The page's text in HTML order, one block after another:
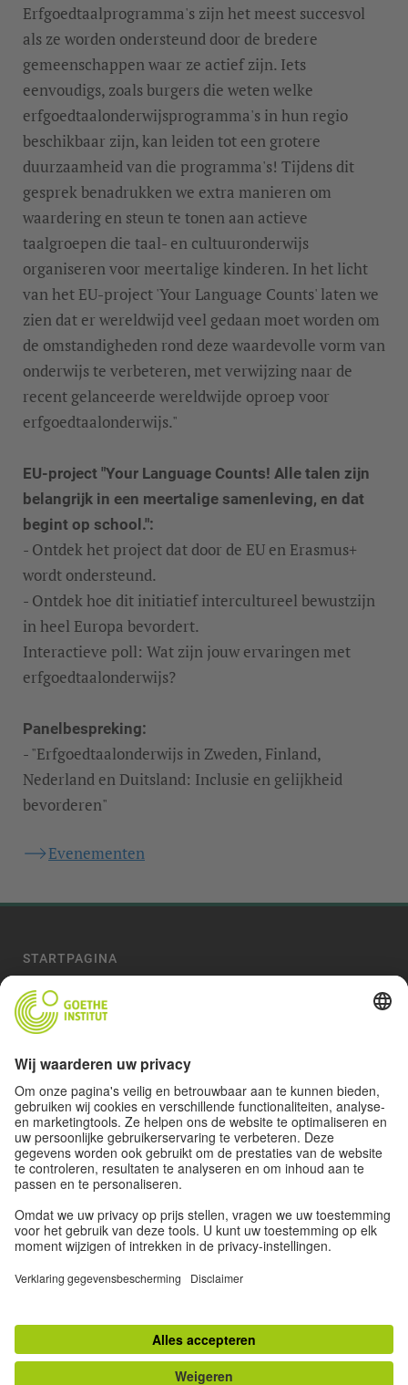
Erfgoedtaalprogramma's zijn het meest succesvol
als ze worden ondersteund door de bredere
gemeenschappen waar ze actief zijn. Iets
eenvoudigs, zoals burgers die weten welke
erfgoedtaalonderwijsprogramma's in hun regio
beschikbaar zijn, kan leiden tot een grotere
duurzaamheid van die programma's! Tijdens dit
gesprek benadrukken we extra manieren om
waardering en steun te tonen aan actieve
taalgroepen die taal- en cultuuronderwijs
organiseren voor meertalige kinderen. In het licht
van het EU-project 'Your Language Counts' laten we
zien dat er wereldwijd veel gedaan moet worden om
de omstandigheden rond deze waardevolle vorm van
onderwijs te verbeteren, met verwijzing naar de
recent gelanceerde wereldwijde oproep voor
erfgoedtaalonderwijs."
EU-project "Your Language Counts! Alle talen zijn
belangrijk in een meertalige samenleving, en dat
begint op school.":
- Ontdek het project dat door de EU en Erasmus+
wordt ondersteund.
- Ontdek hoe dit initiatief intercultureel bewustzijn
in heel Europa bevordert.
Interactieve poll: Wat zijn jouw ervaringen met
erfgoedtaalonderwijs?
Panelbespreking:
- "Erfgoedtaalonderwijs in Zweden, Finland,
Nederland en Duitsland: Inclusie en gelijkheid
bevorderen"
Evenementen
STARTPAGINA
OVER HET PROJECT
STUDIEBEZOEKEN
STEMMEN
EVENEMENTEN
OVER ONS
© 2026 Goethe-Institut